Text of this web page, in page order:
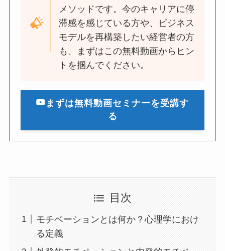
メソッドです。今のキャリアに停
滞感を感じている方や、ビジネス
モデルを再構築したい経営者の方
も、まずはこの無料動画からヒン
トを掴んでください。
まずは無料動画セミナーを受講す
る
目次
モチベーションとは何か？心理学におけ
る定義